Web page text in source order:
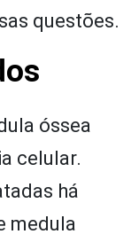
questões.
óssea
celular.
há
medula